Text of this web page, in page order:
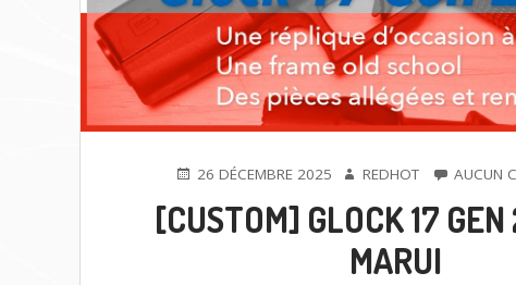
PUBLIÉ26 DÉCEMBRE 2025 AUTEUR
REDHOT AUCUN
[CUSTOM] GLOCK 17
MARUI